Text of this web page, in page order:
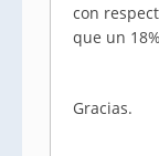
con
que un
Gracias.